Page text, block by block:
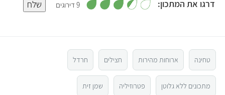
דרגו את המתכון:
3
9 דירוגים 3 שלח
טחינה ארוחות מהירות חצילים חרדל
מתכונים ללא גלוטן פטרוזיליה שמן זית